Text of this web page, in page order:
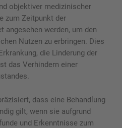
objektiver medizinischer
zum Zeitpunkt der
angesehen werden, um den
Nutzen zu erbringen. Dies
die Linderung der
das Verhindern einer
dass eine Behandlung
gilt, wenn sie aufgrund
und Erkenntnisse zum